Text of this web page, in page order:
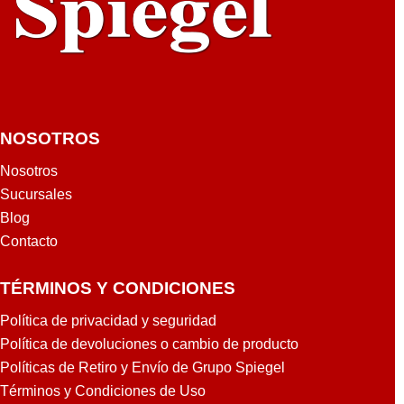
0
6
A
A
L
NOSOTROS
Nosotros
Sucursales
Blog
Contacto
TÉRMINOS Y CONDICIONES
Política de privacidad y seguridad
Política de devoluciones o cambio de producto
Políticas de Retiro y Envío de Grupo Spiegel
Términos y Condiciones de Uso